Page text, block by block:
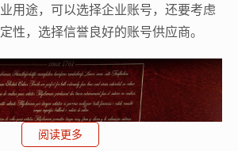
用途，可以选择企业账号，还要考虑
性，选择信誉良好的账号供应商。
阅读更多